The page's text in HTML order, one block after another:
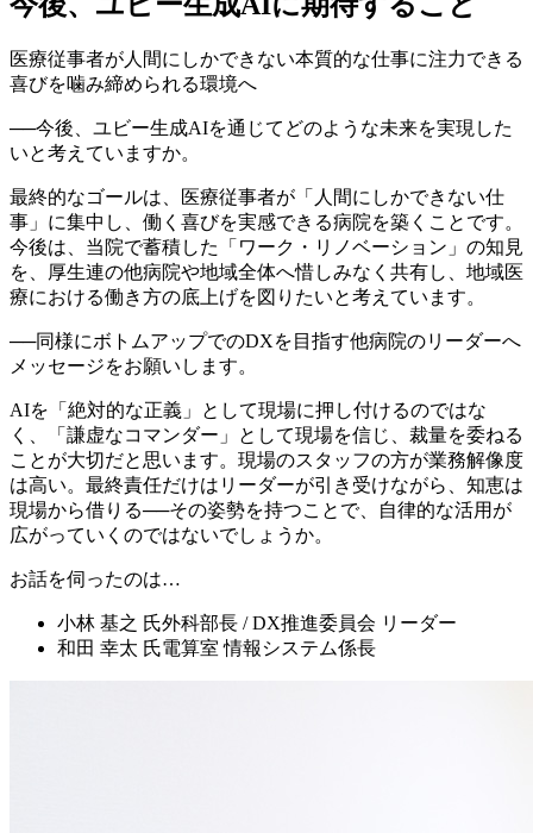
医療従事者が人間にしかできない本質的な仕事に注力できる
喜びを噛み締められる環境へ
──今後、ユビー生成AIを通じてどのような未来を実現した
いと考えていますか。
最終的なゴールは、医療従事者が「人間にしかできない仕
事」に集中し、働く喜びを実感できる病院を築くことです。
今後は、当院で蓄積した「ワーク・リノベーション」の知見
を、厚生連の他病院や地域全体へ惜しみなく共有し、地域医
療における働き方の底上げを図りたいと考えています。
──同様にボトムアップでのDXを目指す他病院のリーダーへ
メッセージをお願いします。
AIを「絶対的な正義」として現場に押し付けるのではな
く、「謙虚なコマンダー」として現場を信じ、裁量を委ねる
ことが大切だと思います。現場のスタッフの方が業務解像度
は高い。最終責任だけはリーダーが引き受けながら、知恵は
現場から借りる──その姿勢を持つことで、自律的な活用が
広がっていくのではないでしょうか。
お話を伺ったのは…
小林 基之 氏外科部長 / DX推進委員会 リーダー
和田 幸太 氏電算室 情報システム係長